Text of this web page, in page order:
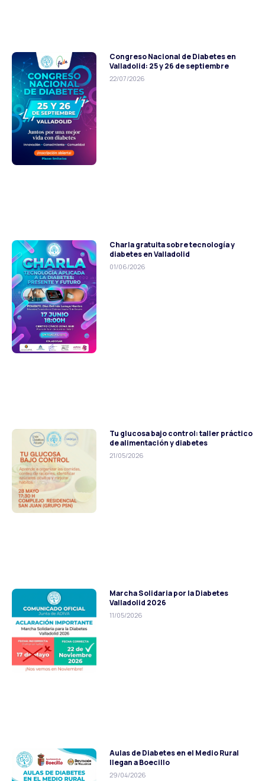
Congreso Nacional de Diabetes en
Valladolid: 25 y 26 de septiembre
22/07/2026
Charla gratuita sobre tecnología y
diabetes en Valladolid
01/06/2026
Tu glucosa bajo control: taller práctico
de alimentación y diabetes
21/05/2026
Marcha Solidaria por la Diabetes
Valladolid 2026
11/05/2026
Aulas de Diabetes en el Medio Rural
llegan a Boecillo
29/04/2026